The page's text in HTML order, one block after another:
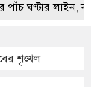
লাইন, নতুন
শৃঙ্খল